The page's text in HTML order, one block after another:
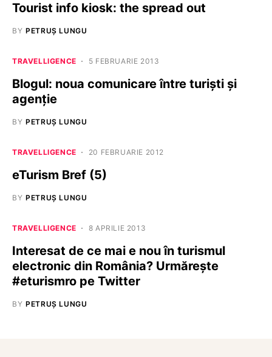
Tourist info kiosk: the spread out
BY PETRUȘ LUNGU
TRAVELLIGENCE 5 FEBRUARIE 2013
Blogul: noua comunicare între turişti şi
agenţie
BY PETRUȘ LUNGU
TRAVELLIGENCE 20 FEBRUARIE 2012
eTurism Bref (5)
BY PETRUȘ LUNGU
TRAVELLIGENCE 8 APRILIE 2013
Interesat de ce mai e nou în turismul
electronic din România? Urmăreşte
#eturismro pe Twitter
BY PETRUȘ LUNGU